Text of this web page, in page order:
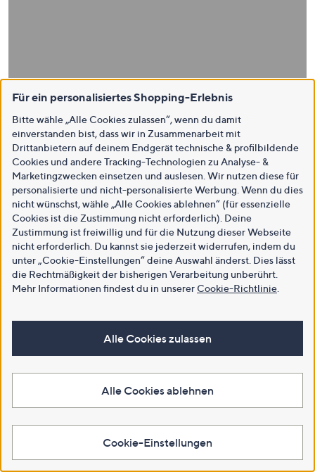
Für ein personalisiertes Shopping-Erlebnis
Bitte wähle „Alle Cookies zulassen“, wenn du damit
einverstanden bist, dass wir in Zusammenarbeit mit
Drittanbietern auf deinem Endgerät technische & profilbildende
Cookies und andere Tracking-Technologien zu Analyse- &
Marketingzwecken einsetzen und auslesen. Wir nutzen diese für
personalisierte und nicht-personalisierte Werbung. Wenn du dies
nicht wünschst, wähle „Alle Cookies ablehnen“ (für essenzielle
Cookies ist die Zustimmung nicht erforderlich). Deine
Zustimmung ist freiwillig und für die Nutzung dieser Webseite
nicht erforderlich. Du kannst sie jederzeit widerrufen, indem du
unter „Cookie-Einstellungen“ deine Auswahl änderst. Dies lässt
die Rechtmäßigkeit der bisherigen Verarbeitung unberührt.
Mehr Informationen findest du in unsererCookie-Richtlinie
Alle Cookies zulassen
Alle Cookies ablehnen
Cookie-Einstellungen